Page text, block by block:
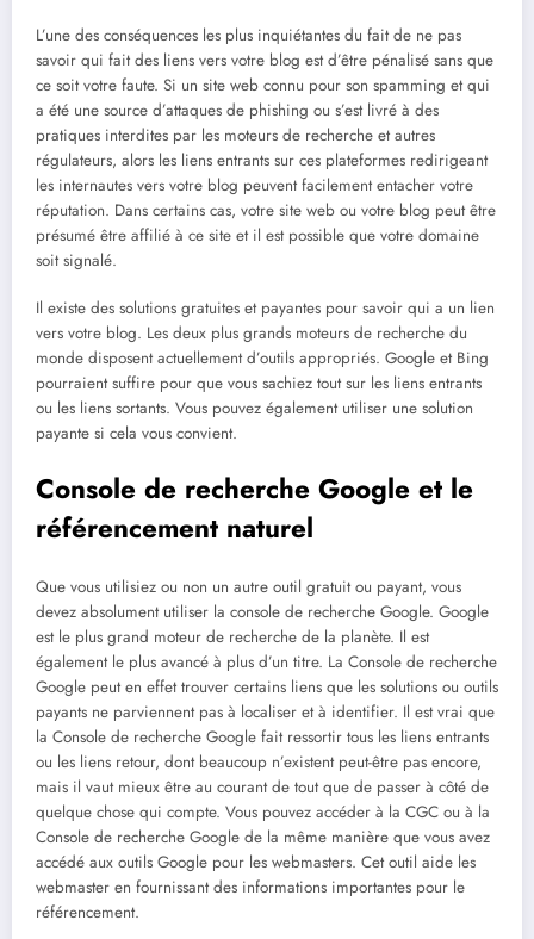
L’une des conséquences les plus inquiétantes du fait de ne pas
savoir qui fait des liens vers votre blog est d’être pénalisé sans que
ce soit votre faute. Si un site web connu pour son spamming et qui
a été une source d’attaques de phishing ou s’est livré à des
pratiques interdites par les moteurs de recherche et autres
régulateurs, alors les liens entrants sur ces plateformes redirigeant
les internautes vers votre blog peuvent facilement entacher votre
réputation. Dans certains cas, votre site web ou votre blog peut être
présumé être affilié à ce site et il est possible que votre domaine
soit signalé.
Il existe des solutions gratuites et payantes pour savoir qui a un lien
vers votre blog. Les deux plus grands moteurs de recherche du
monde disposent actuellement d’outils appropriés. Google et Bing
pourraient suffire pour que vous sachiez tout sur les liens entrants
ou les liens sortants. Vous pouvez également utiliser une solution
payante si cela vous convient.
Console de recherche Google et le
référencement naturel
Que vous utilisiez ou non un autre outil gratuit ou payant, vous
devez absolument utiliser la console de recherche Google. Google
est le plus grand moteur de recherche de la planète. Il est
également le plus avancé à plus d’un titre. La Console de recherche
Google peut en effet trouver certains liens que les solutions ou outils
payants ne parviennent pas à localiser et à identifier. Il est vrai que
la Console de recherche Google fait ressortir tous les liens entrants
ou les liens retour, dont beaucoup n’existent peut-être pas encore,
mais il vaut mieux être au courant de tout que de passer à côté de
quelque chose qui compte. Vous pouvez accéder à la CGC ou à la
Console de recherche Google de la même manière que vous avez
accédé aux outils Google pour les webmasters. Cet outil aide les
webmaster en fournissant des informations importantes pour le
référencement.